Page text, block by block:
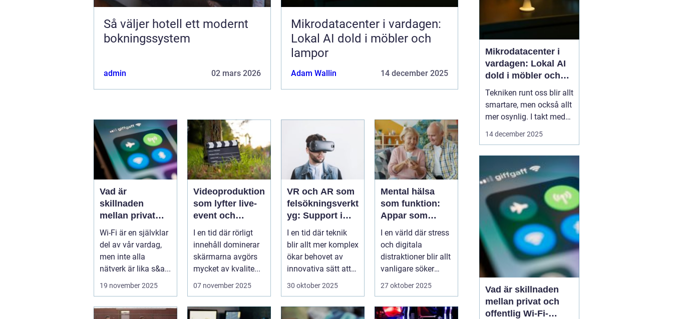
Så väljer hotell ett modernt
bokningssystem
admin 02 mars 2026
Mikrodatacenter i vardagen:
Lokal AI dold i möbler och
lampor
Adam Wallin 14 december 2025
Vad är
skillnaden
mellan privat
och offentlig Wi-
Fi-säkerhet?
Wi-Fi är en självklar
del av vår vardag,
men inte alla
nätverk är lika s&a...
19 november 2025
Videoproduktion
som lyfter live-
event och
varumärken
I en tid där rörligt
innehåll dominerar
skärmarna avgörs
mycket av kvalite...
07 november 2025
VR och AR som
felsökningsverkt
yg: Support i
virtuella miljöer
I en tid där teknik
blir allt mer komplex
ökar behovet av
innovativa sätt att
ge supp...
30 oktober 2025
Mental hälsa
som funktion:
Appar som
övervakar och
stärker
välmående
I en värld där stress
och digitala
distraktioner blir allt
vanligare söker
mång...
27 oktober 2025
Mikrodatacenter i
vardagen: Lokal AI
dold i möbler och
lampor
Tekniken runt oss blir allt
smartare, men också allt
mer osynlig. I takt med
att lokal AI flyttar från
förändras hur vi tänker
kring beräkning,
integritet och k...
14 december 2025
Vad är skillnaden
mellan privat och
offentlig Wi-Fi-